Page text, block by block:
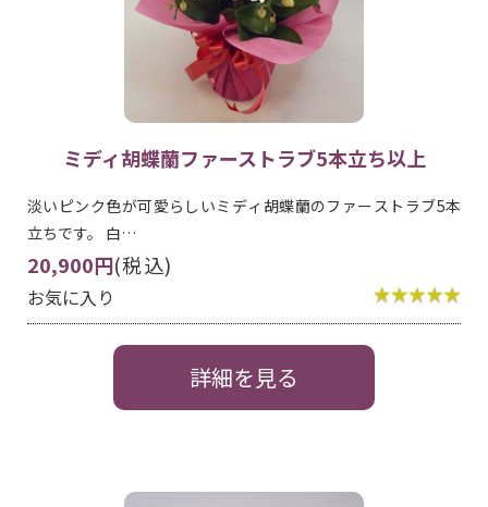
ミディ胡蝶蘭ファーストラブ5本立ち以上
淡いピンク色が可愛らしいミディ胡蝶蘭のファーストラブ5本
立ちです。 白…
20,900円(税込)
お気に入り
詳細を見る